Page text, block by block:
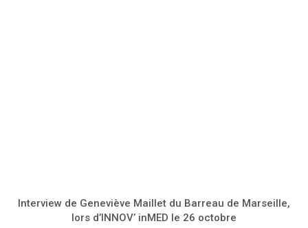
Interview de Geneviève Maillet du Barreau de Marseille,
lors d’INNOV’ inMED le 26 octobre